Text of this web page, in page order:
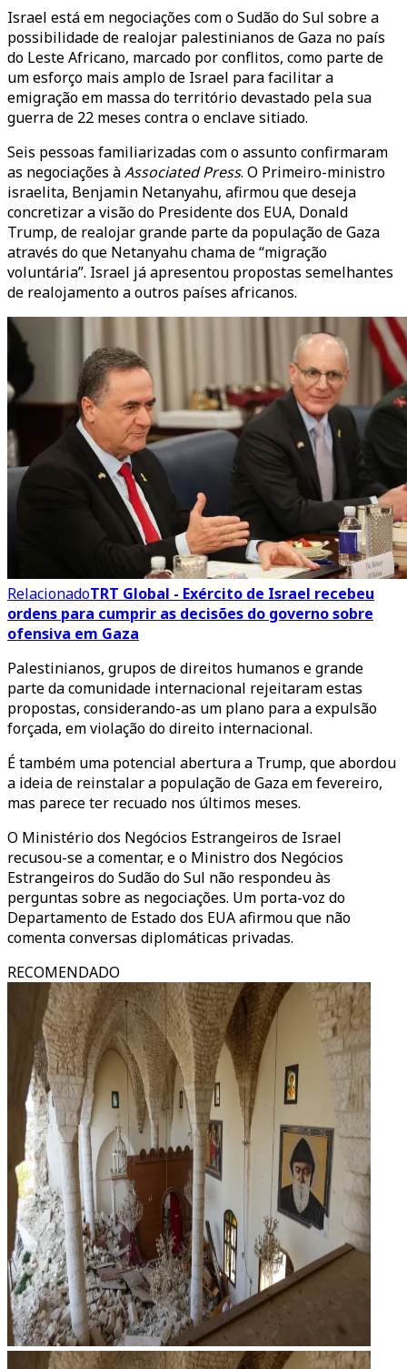
Israel está em negociações com o Sudão do Sul sobre a
possibilidade de realojar palestinianos de Gaza no país
do Leste Africano, marcado por conflitos, como parte de
um esforço mais amplo de Israel para facilitar a
emigração em massa do território devastado pela sua
guerra de 22 meses contra o enclave sitiado.
Seis pessoas familiarizadas com o assunto confirmaram
as negociações àAssociated Press. O Primeiro-ministro
israelita, Benjamin Netanyahu, afirmou que deseja
concretizar a visão do Presidente dos EUA, Donald
Trump, de realojar grande parte da população de Gaza
através do que Netanyahu chama de “migração
voluntária”. Israel já apresentou propostas semelhantes
de realojamento a outros países africanos.
RelacionadoTRT Global - Exército de Israel recebeu
ordens para cumprir as decisões do governo sobre
ofensiva em Gaza
Palestinianos, grupos de direitos humanos e grande
parte da comunidade internacional rejeitaram estas
propostas, considerando-as um plano para a expulsão
forçada, em violação do direito internacional.
É também uma potencial abertura a Trump, que abordou
a ideia de reinstalar a população de Gaza em fevereiro,
mas parece ter recuado nos últimos meses.
O Ministério dos Negócios Estrangeiros de Israel
recusou-se a comentar, e o Ministro dos Negócios
Estrangeiros do Sudão do Sul não respondeu às
perguntas sobre as negociações. Um porta-voz do
Departamento de Estado dos EUA afirmou que não
comenta conversas diplomáticas privadas.
RECOMENDADO